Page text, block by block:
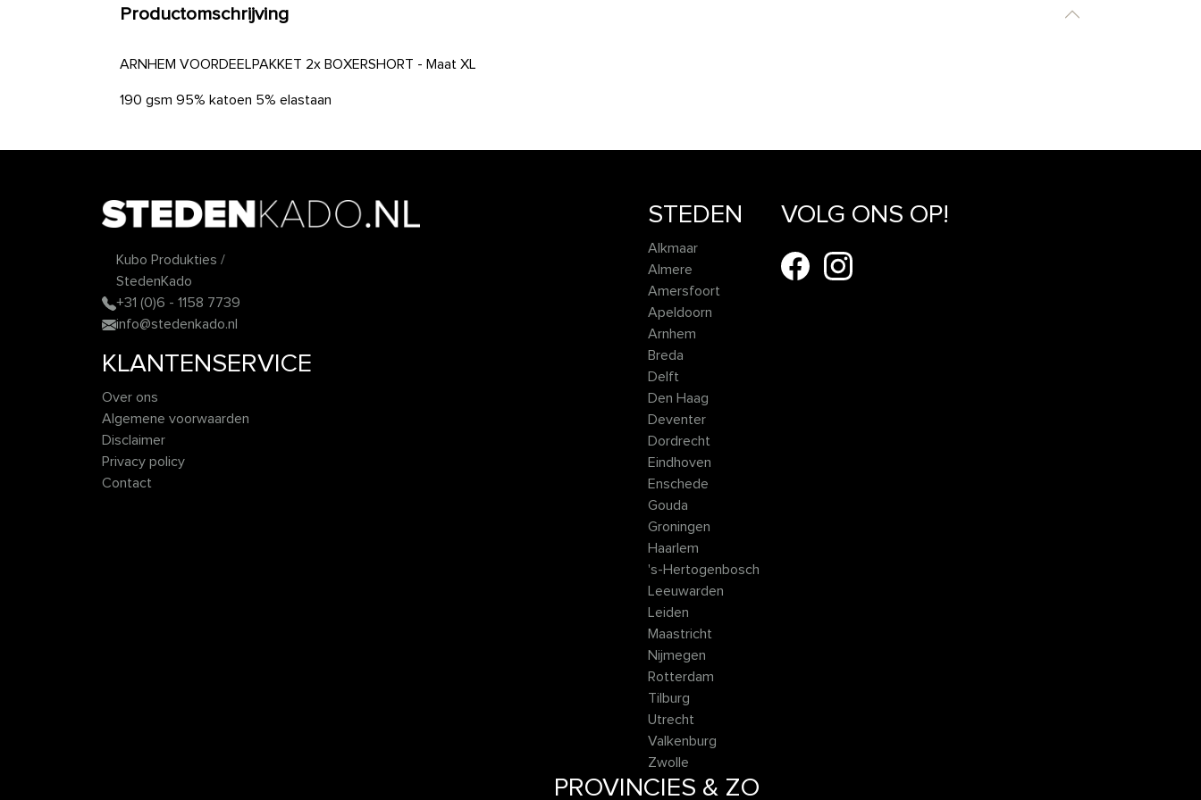
Productomschrijving
ARNHEM VOORDEELPAKKET 2x BOXERSHORT - Maat XL
190 gsm 95% katoen 5% elastaan
Kubo Produkties /
StedenKado
+31 (0)6 - 1158 7739
info@stedenkado.nl
KLANTENSERVICE
Over ons
Algemene voorwaarden
Disclaimer
Privacy policy
Contact
STEDEN
Alkmaar
Almere
Amersfoort
Apeldoorn
Arnhem
Breda
Delft
Den Haag
Deventer
Dordrecht
Eindhoven
Enschede
Gouda
Groningen
Haarlem
's-Hertogenbosch
Leeuwarden
Leiden
Maastricht
Nijmegen
Rotterdam
Tilburg
Utrecht
Valkenburg
Zwolle
PROVINCIES & ZO
VOLG ONS OP!